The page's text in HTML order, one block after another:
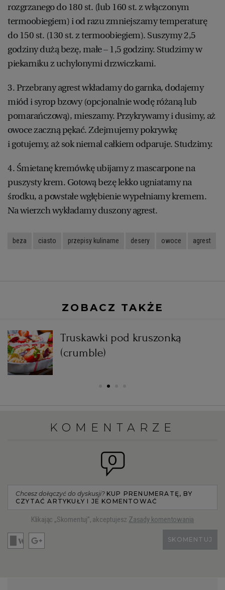
WROCŁAW
ZAKOPANE
rozgrzanego do 180 st. (lub 160 st. z włączonym
termoobiegiem) i od razu zmniejszamy temperaturę
do 150 st. (130 st. z termoobiegiem). Suszymy 2,5
godziny dużą bezę, małe – 1,5 godziny. Studzimy w
piekarniku z uchylonymi drzwiczkami.
3. Przebrany agrest wkładamy do garnka, dodajemy
miód i syrop bzowy (opcjonalnie wodę różaną lub
pomarańczową), mieszamy. Przykrywamy i dusimy, aż
owoce zaczną pękać. Zdejmujemy pokrywkę
i gotujemy, aż sok niemal całkiem odparuje. Studzimy.
4. Śmietanę kremówkę ubijamy z mascarpone na
puszysty krem. Gotową bezę lekko ugniatamy na
środku, a powstałe wgłębienie wypełniamy kremem.
Na wierzch wykładamy duszony agrest.
beza ciasto przepisy kulinarne desery owoce agrest
ZOBACZ TAKŻE
Truskawki pod kruszonką
(crumble)
KOMENTARZE
0
Chcesz dołączyć do dyskusji? KUP PRENUMERATĘ, BY
CZYTAĆ ARTYKUŁY I JE KOMENTOWAĆ
Klikając „Skomentuj”, akceptujesz Zasady komentowania
SKOMENTUJ